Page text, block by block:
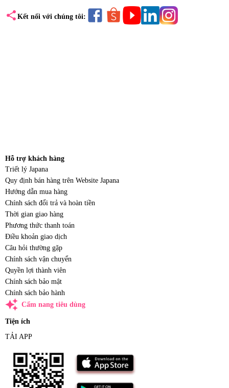
share Kết nối với chúng tôi:
Hỗ trợ khách hàng
Triết lý Japana
Quy định bán hàng trên Website Japana
Hướng dẫn mua hàng
Chính sách đổi trả và hoàn tiền
Thời gian giao hàng
Phương thức thanh toán
Điều khoản giao dịch
Câu hỏi thường gặp
Chính sách vận chuyển
Quyền lợi thành viên
Chính sách bảo mật
Chính sách bảo hành
auto_awesome Cẩm nang tiêu dùng
Tiện ích
TẢI APP